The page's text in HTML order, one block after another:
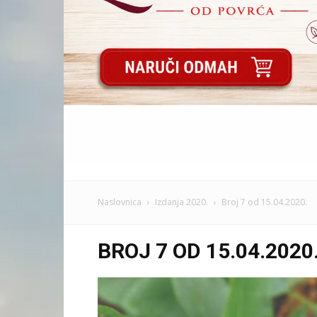
Naslovnica Izdanja 2020. Broj 7 od 15.04.2020.
BROJ 7 OD